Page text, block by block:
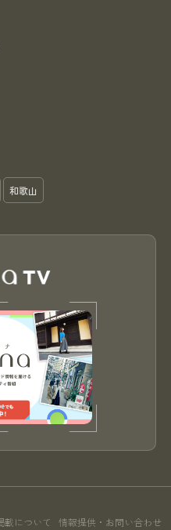
和歌山
載について 情報提供・お問い合わせ